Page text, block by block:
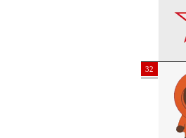
32